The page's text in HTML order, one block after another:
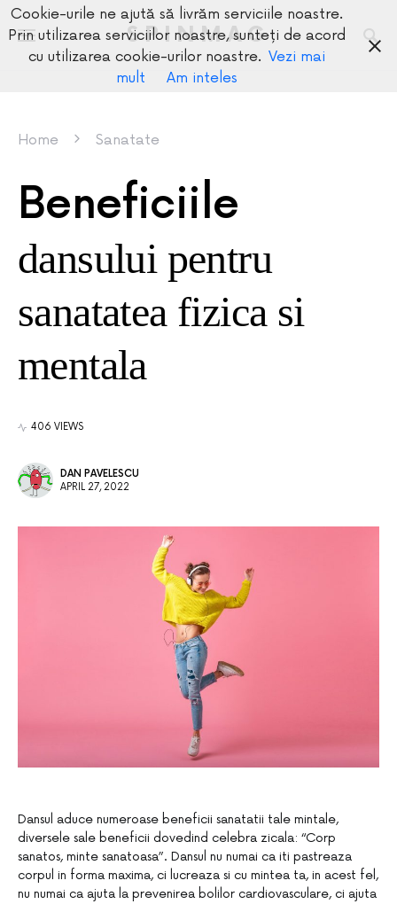
SPINMAG
Home Sanatate
Beneficiile
dansului pentru
sanatatea fizica si
mentala
406 VIEWS
DAN PAVELESCU
APRIL 27, 2022
Dansul aduce numeroase beneficii sanatatii tale mintale,
diversele sale beneficii dovedind celebra zicala: “Corp
sanatos, minte sanatoasa”. Dansul nu numai ca iti pastreaza
corpul in forma maxima, ci lucreaza si cu mintea ta, in acest fel,
nu numai ca ajuta la prevenirea bolilor cardiovasculare, ci ajuta
Cookie-urile ne ajută să livrăm serviciile noastre.
Prin utilizarea serviciilor noastre, sunteți de acord
cu utilizarea cookie-urilor noastre. Vezi mai
mult
Am inteles